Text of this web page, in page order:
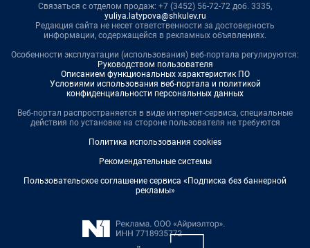
Связаться с отделом продаж: +7 (3452) 56-72-72 доб. 3335,
yuliya.latypova@shkulev.ru
Редакция сайта не несет ответственности за достоверность
информации, содержащейся в рекламных объявлениях.
Особенности эксплуатации (использования) веб-портала регулируются:
Руководством пользователя
Описанием функциональных характеристик ПО
Условиями использования веб-портала и политикой
конфиденциальности персональных данных
Веб-портал распространяется в виде интернет-сервиса, специальные
действия по установке на стороне пользователя не требуются
Политика использования cookies
Рекомендательные системы
Пользовательское соглашение сервиса «Подписка без баннерной
рекламы»